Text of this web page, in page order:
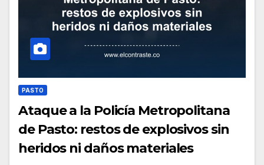
PASTO
Ataque a la Policía Metropolitana
de Pasto: restos de explosivos sin
heridos ni daños materiales